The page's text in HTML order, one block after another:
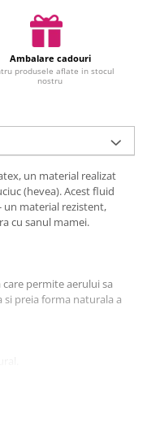
Ambalare cadouri
produsele aflate in stocul
nostru
un material realizat
(hevea). Acest fluid
un material rezistent,
cu sanul mamei.
permite aerului sa
si preia forma naturala a